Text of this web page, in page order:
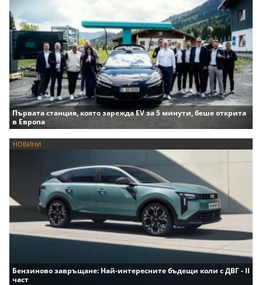
Първата станция, която зарежда EV за 5 минути, беше открита
в Европа
НОВИНИ
Бензиново завръщане: Най-интересните бъдещи коли с ДВГ - II
част